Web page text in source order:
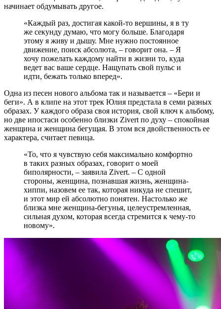
начинает обдумывать другое.
«Каждый раз, достигая какой-то вершины, я в ту
же секунду думаю, что могу больше. Благодаря
этому я живу и дышу. Мне нужно постоянное
движение, поиск абсолюта, – говорит она. – Я
хочу пожелать каждому найти в жизни то, куда
ведет вас ваше сердце. Нащупать свой пульс и
идти, бежать только вперед».
Одна из песен нового альбома так и называется – «Бери и
беги». А в клипе на этот трек Юлия предстала в семи разных
образах. У каждого образа своя история, свой ключ к альбому,
но две ипостаси особенно близки Zivert по духу – спокойная
женщина и женщина бегущая. В этом вся двойственность ее
характера, считает певица.
«То, что я чувствую себя максимально комфортно
в таких разных образах, говорит о моей
биполярности, – заявила Zivert. – С одной
стороны, женщина, познавшая жизнь, женщина-
хиппи, назовем ее так, которая никуда не спешит,
и этот мир ей абсолютно понятен. Настолько же
близка мне женщина-бегунья, целеустремленная,
сильная духом, которая всегда стремится к чему-то
новому».